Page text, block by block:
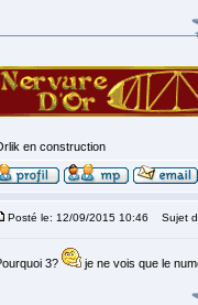
en construction
Posté le: 12/09/2015 10:46 Sujet
3? je ne vois que le